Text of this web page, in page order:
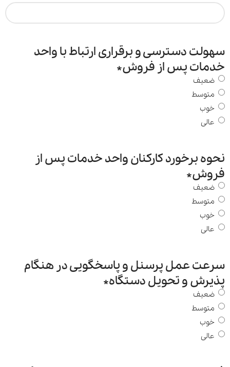
سهولت دسترسی و برقراری ارتباط با واحد
خدمات پس از فروش*
ضعیف
متوسط
خوب
عالی
نحوه برخورد کارکنان واحد خدمات پس از
فروش*
ضعیف
متوسط
خوب
عالی
سرعت عمل پرسنل و پاسخگویی در هنگام
پذیرش و تحویل دستگاه*
ضعیف
متوسط
خوب
عالی